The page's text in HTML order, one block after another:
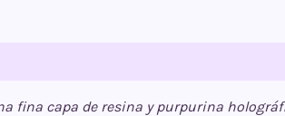
fina capa de resina y purpurina